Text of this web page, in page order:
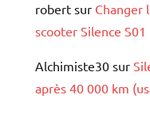
robert sur Changer
scooter Silence S01
Alchimiste30 sur
après 40 000 km